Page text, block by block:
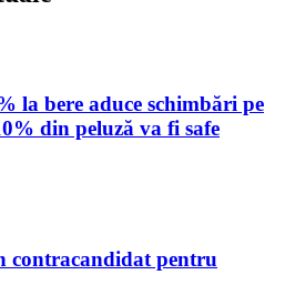
la bere aduce schimbări pe
din peluză va fi safe
contracandidat pentru